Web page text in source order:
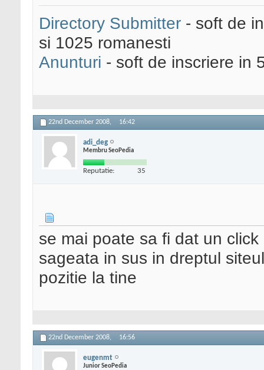
Directory Submitter - soft de
si 1025 romanesti
Anunturi - soft de inscriere in
22nd December 2008, 16:42
adi_deg
Membru SeoPedia
Reputatie: 35
se mai poate sa fi dat un
sageata in sus in dreptul
pozitie la tine
22nd December 2008, 16:56
eugenmt
Junior SeoPedia